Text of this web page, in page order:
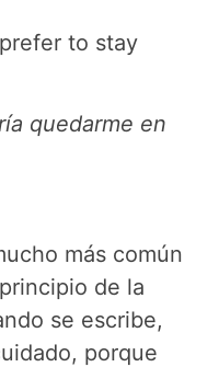
to stay
quedarme en
más común
de la
se escribe,
porque